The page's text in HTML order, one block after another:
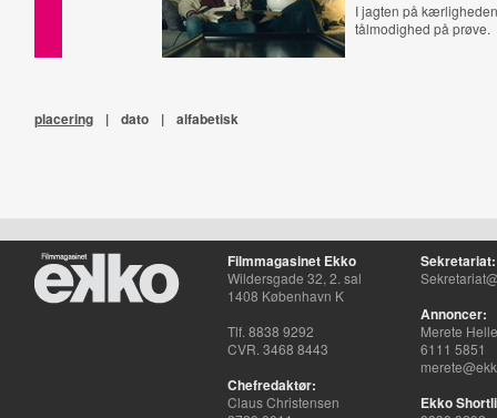
I jagten på
tålmodighed på prøve.
placering | dato | alfabetisk
Filmmagasinet Ekko
Wildersgade 32, 2. sal
1408 København K
Tlf. 8838 9292
CVR. 3468 8443
Chefredaktør:
Claus Christensen
Sekretariat:
Annoncer:
Merete
6111 5851
Ekko